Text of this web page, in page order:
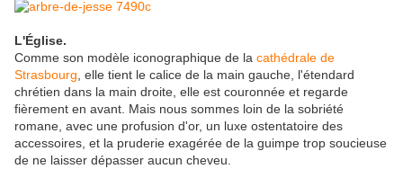
L'Église.
Comme son modèle iconographique de la cathédrale de
Strasbourg , elle tient le calice de la main gauche, l'étendard
chrétien dans la main droite, elle est couronnée et regarde
fièrement en avant. Mais nous sommes loin de la sobriété
romane, avec une profusion d'or, un luxe ostentatoire des
accessoires, et la pruderie exagérée de la guimpe trop soucieuse
de ne laisser dépasser aucun cheveu.